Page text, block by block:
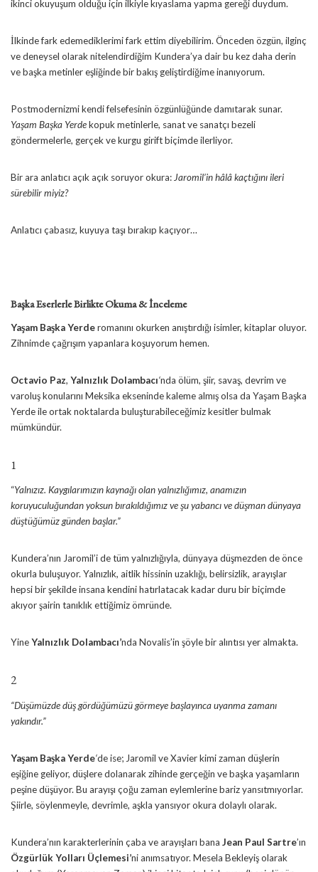
ikinci okuyuşum olduğu için ilkiyle kıyaslama yapma gereği duydum.
İlkinde fark edemediklerimi fark ettim diyebilirim. Önceden özgün, ilginç
ve deneysel olarak nitelendirdiğim Kundera’ya dair bu kez daha derin
ve başka metinler eşliğinde bir bakış geliştirdiğime inanıyorum.
Postmodernizmi kendi felsefesinin özgünlüğünde damıtarak sunar.
Yaşam Başka Yerdekopuk metinlerle, sanat ve sanatçı bezeli
göndermelerle, gerçek ve kurgu girift biçimde ilerliyor.
Bir ara anlatıcı açık açık soruyor okura: Jaromil’in hâlâ kaçtığını ileri
sürebilir miyiz?
Anlatıcı çabasız, kuyuya taşı bırakıp kaçıyor…
Başka Eserlerle Birlikte Okuma & İnceleme
Yaşam Başka Yerderomanını okurken anıştırdığı isimler, kitaplar oluyor.
Zihnimde çağrışım yapanlara koşuyorum hemen.
Octavio Paz, Yalnızlık Dolambacı‘nda ölüm, şiir, savaş, devrim ve
varoluş konularını Meksika ekseninde kaleme almış olsa da Yaşam Başka
Yerde ile ortak noktalarda buluşturabileceğimiz kesitler bulmak
mümkündür.
1
“Yalnızız. Kaygılarımızın kaynağı olan yalnızlığımız, anamızın
koruyuculuğundan yoksun bırakıldığımız ve şu yabancı ve düşman dünyaya
düştüğümüz günden başlar.”
Kundera’nın Jaromil’i de tüm yalnızlığıyla, dünyaya düşmezden de önce
okurla buluşuyor. Yalnızlık, aitlik hissinin uzaklığı, belirsizlik, arayışlar
hepsi bir şekilde insana kendini hatırlatacak kadar duru bir biçimde
akıyor şairin tanıklık ettiğimiz ömründe.
YineYalnızlık Dolambacı’nda Novalis’in şöyle bir alıntısı yer almakta.
2
“Düşümüzde düş gördüğümüzü görmeye başlayınca uyanma zamanı
yakındır.”
Yaşam Başka Yerde‘de ise; Jaromil ve Xavier kimi zaman düşlerin
eşiğine geliyor, düşlere dolanarak zihinde gerçeğin ve başka yaşamların
peşine düşüyor. Bu arayışı çoğu zaman eylemlerine bariz yansıtmıyorlar.
Şiirle, söylenmeyle, devrimle, aşkla yansıyor okura dolaylı olarak.
Kundera’nın karakterlerinin çaba ve arayışları bana Jean Paul Sartre’ın
Özgürlük Yolları Üçlemesi’ni anımsatıyor. Mesela Bekleyiş olarak